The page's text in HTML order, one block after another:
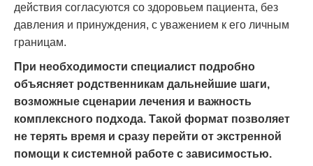
действия согласуются со здоровьем пациента, без
давления и принуждения, с уважением к его личным
границам.
При необходимости специалист подробно
объясняет родственникам дальнейшие шаги,
возможные сценарии лечения и важность
комплексного подхода. Такой формат позволяет
не терять время и сразу перейти от экстренной
помощи к системной работе с зависимостью.